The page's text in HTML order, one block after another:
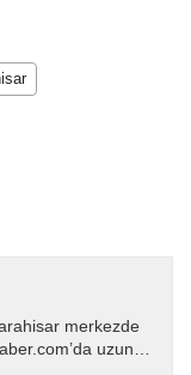
merkezde
uzun